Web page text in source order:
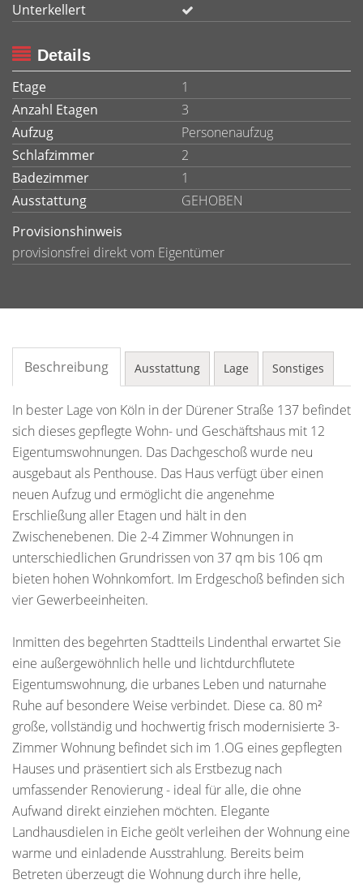
Unterkellert
Details
Etage
1
Anzahl Etagen
3
Aufzug
Personenaufzug
Schlafzimmer
2
Badezimmer
1
Ausstattung
GEHOBEN
Provisionshinweis
provisionsfrei direkt vom Eigentümer
Beschreibung Ausstattung Lage Sonstiges
In bester Lage von Köln in der Dürener Straße 137 befindet
sich dieses gepflegte Wohn- und Geschäftshaus mit 12
Eigentumswohnungen. Das Dachgeschoß wurde neu
ausgebaut als Penthouse. Das Haus verfügt über einen
neuen Aufzug und ermöglicht die angenehme
Erschließung aller Etagen und hält in den
Zwischenebenen. Die 2-4 Zimmer Wohnungen in
unterschiedlichen Grundrissen von 37 qm bis 106 qm
bieten hohen Wohnkomfort. Im Erdgeschoß befinden sich
vier Gewerbeeinheiten.
Inmitten des begehrten Stadtteils Lindenthal erwartet Sie
eine außergewöhnlich helle und lichtdurchflutete
Eigentumswohnung, die urbanes Leben und naturnahe
Ruhe auf besondere Weise verbindet. Diese ca. 80 m²
große, vollständig und hochwertig frisch modernisierte 3-
Zimmer Wohnung befindet sich im 1.OG eines gepflegten
Hauses und präsentiert sich als Erstbezug nach
umfassender Renovierung - ideal für alle, die ohne
Aufwand direkt einziehen möchten. Elegante
Landhausdielen in Eiche geölt verleihen der Wohnung eine
warme und einladende Ausstrahlung. Bereits beim
Betreten überzeugt die Wohnung durch ihre helle,